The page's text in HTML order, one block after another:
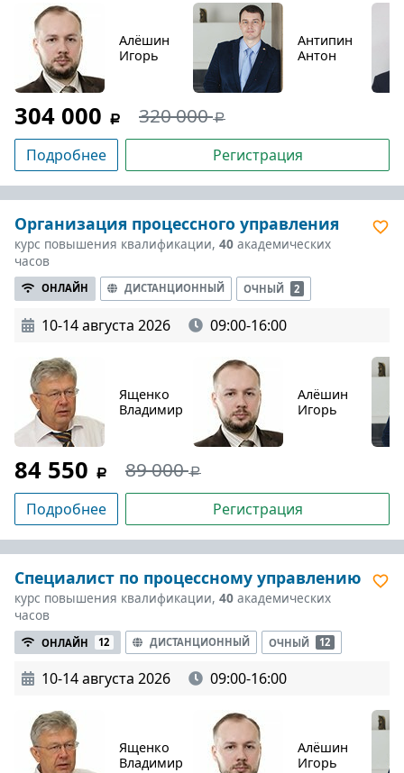
Алёшин
Игорь
Антипин
Антон
304 000 320 000
Подробнее Регистрация
Организация процессного управления
курс повышения квалификации, 40 академических
часов
ОНЛАЙН ДИСТАНЦИОННЫЙ ОЧНЫЙ 2
10-14 августа 2026 09:00-16:00
Ященко
Владимир
Алёшин
Игорь
84 550 89 000
Подробнее Регистрация
Специалист по процессному управлению
курс повышения квалификации, 40 академических
часов
ОНЛАЙН 12 ДИСТАНЦИОННЫЙ ОЧНЫЙ 12
10-14 августа 2026 09:00-16:00
Ященко
Владимир
Алёшин
Игорь